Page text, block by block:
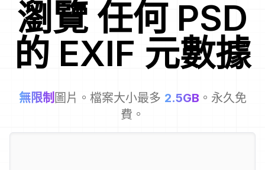
瀏覽 任何 PSD
的 EXIF 元數據
無限制 圖片。檔案大小最多 2.5GB 。永久免
費。